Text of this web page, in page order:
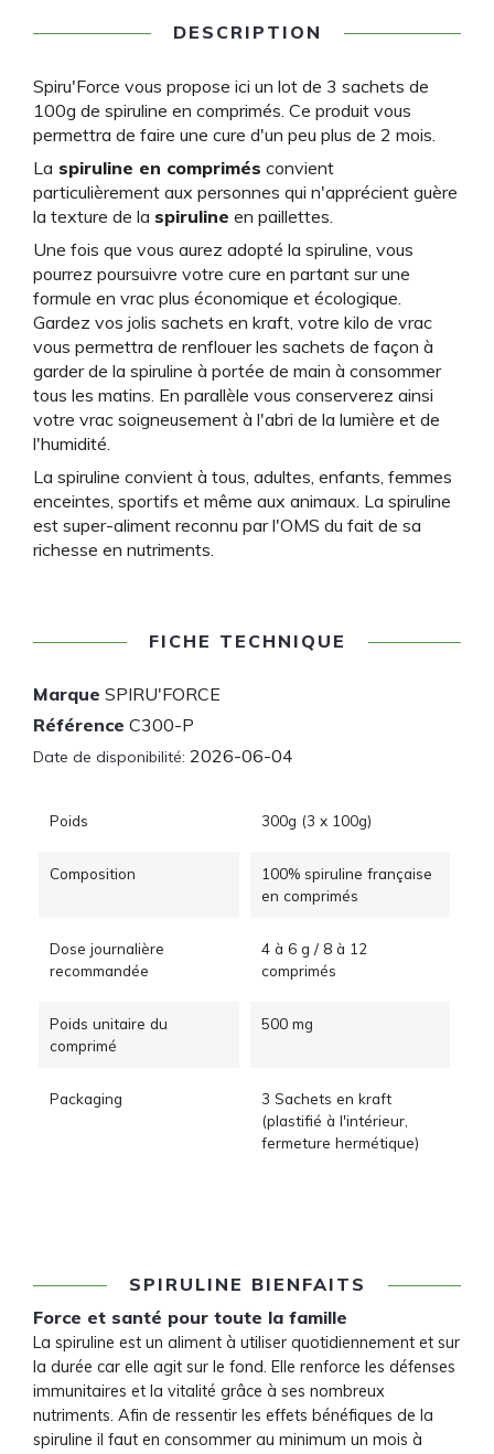
DESCRIPTION
Spiru'Force vous propose ici un lot de 3 sachets de
100g de spiruline en comprimés. Ce produit vous
permettra de faire une cure d'un peu plus de 2 mois.
La spiruline en comprimés convient
particulièrement aux personnes qui n'apprécient guère
la texture de la spiruline en paillettes.
Une fois que vous aurez adopté la spiruline, vous
pourrez poursuivre votre cure en partant sur une
formule en vrac plus économique et écologique.
Gardez vos jolis sachets en kraft, votre kilo de vrac
vous permettra de renflouer les sachets de façon à
garder de la spiruline à portée de main à consommer
tous les matins. En parallèle vous conserverez ainsi
votre vrac soigneusement à l'abri de la lumière et de
l'humidité.
La spiruline convient à tous, adultes, enfants, femmes
enceintes, sportifs et même aux animaux. La spiruline
est super-aliment reconnu par l'OMS du fait de sa
richesse en nutriments.
FICHE TECHNIQUE
Marque SPIRU'FORCE
Référence C300-P
Date de disponibilité: 2026-06-04
Poids 300g (3 x 100g)
Composition
100% spiruline française
en comprimés
Dose journalière
recommandée
4 à 6 g / 8 à 12
comprimés
Poids unitaire du
comprimé
500 mg
Packaging
3 Sachets en kraft
(plastifié à l'intérieur,
fermeture hermétique)
SPIRULINE BIENFAITS
Force et santé pour toute la famille
La spiruline est un aliment à utiliser quotidiennement et sur
la durée car elle agit sur le fond. Elle renforce les défenses
immunitaires et la vitalité grâce à ses nombreux
nutriments. Afin de ressentir les effets bénéfiques de la
spiruline il faut en consommer au minimum un mois à